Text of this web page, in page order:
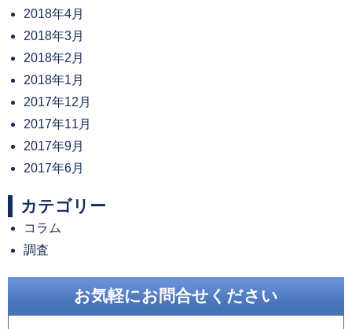
2018年4月
2018年3月
2018年2月
2018年1月
2017年12月
2017年11月
2017年9月
2017年6月
カテゴリー
コラム
調査
お気軽にお問合せください